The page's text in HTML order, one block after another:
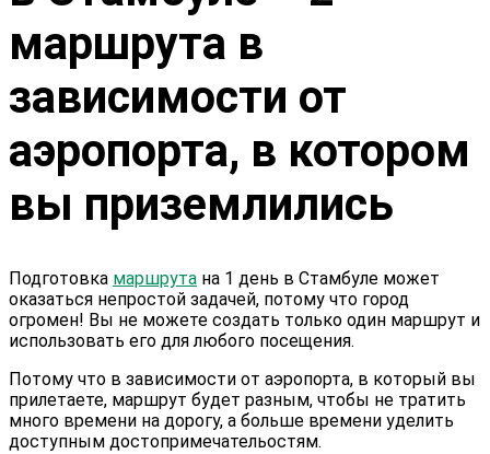
маршрута в
зависимости от
аэропорта, в котором
вы приземлились
Подготовка маршрута на 1 день в Стамбуле может
оказаться непростой задачей, потому что город
огромен! Вы не можете создать только один маршрут и
использовать его для любого посещения.
Потому что в зависимости от аэропорта, в который вы
прилетаете, маршрут будет разным, чтобы не тратить
много времени на дорогу, а больше времени уделить
доступным достопримечательостям.